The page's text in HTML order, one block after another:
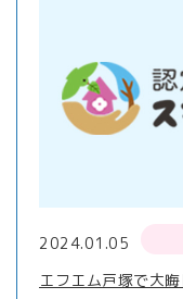
2024.01.05
エフエム戸塚で大